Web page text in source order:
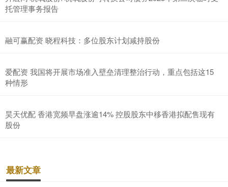
托管理事务报告
融可赢配资 晓程科技：多位股东计划减持股份
爱配资 我国将开展市场准入壁垒清理整治行动，重点包括这15
种情形
昊天优配 香港宽频早盘涨逾14% 控股股东中移香港拟配售现有
股份
最新文章